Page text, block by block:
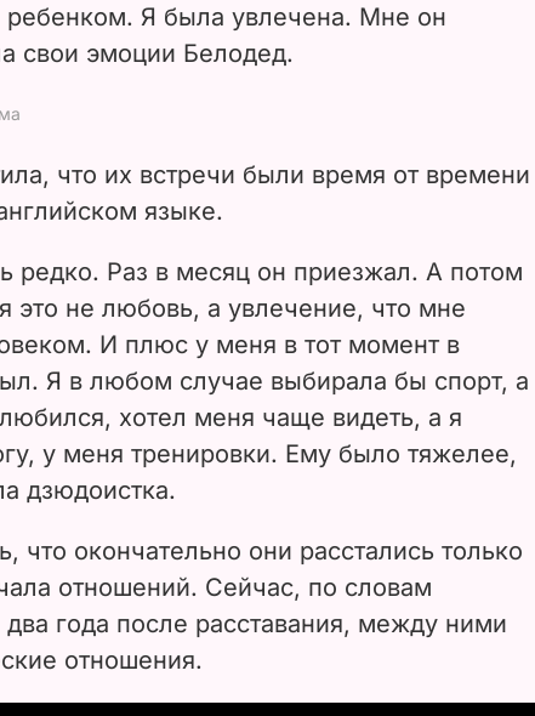
Я была увлечена. Мне он
свои эмоции Белодед.
что их встречи были время от времени
языке.
редко. Раз в месяц он приезжал. А потом
это не любовь, а увлечение, что мне
И плюс у меня в тот момент в
Я в любом случае выбирала бы спорт, а
хотел меня чаще видеть, а я
у меня тренировки. Ему было тяжелее,
дзюдоистка.
что окончательно они расстались только
отношений. Сейчас, по словам
два года после расставания, между ними
отношения.